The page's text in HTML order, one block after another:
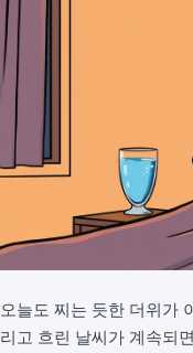
오늘도 찌는 듯한 더위가
리고 흐린 날씨가 계속되